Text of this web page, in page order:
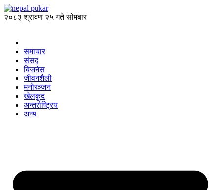
२०८३ श्रावण २५ गते सोमबार
समाचार
संसद
बिजनेस
जीवनशैली
मनोरञ्जन
खेलकुद
अन्तर्राष्ट्रिय
अन्य